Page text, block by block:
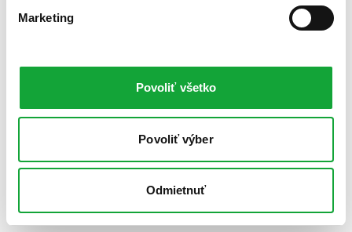
Marketing
Povoliť všetko
Povoliť výber
Odmietnuť